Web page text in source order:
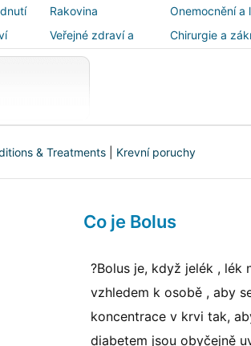
Rakovina Onemocnění a
Veřejné zdraví a
bezpečnost
Chirurgie a
& Treatments Krevní poruchy
Co je Bolus
?Bolus je, když jelék , lék
vzhledem k osobě , aby
koncentrace v krvi tak,
diabetem jsou obyčejně